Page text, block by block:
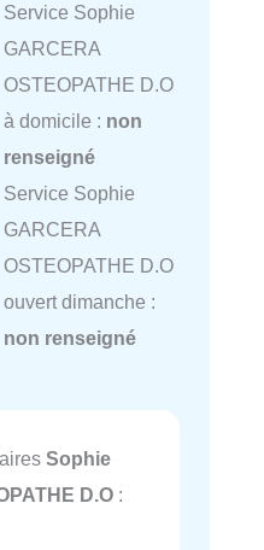
Service Sophie
GARCERA
OSTEOPATHE D.O
à domicile : non
renseigné
Service Sophie
GARCERA
OSTEOPATHE D.O
ouvert dimanche :
non renseigné
Sophie
D.O :